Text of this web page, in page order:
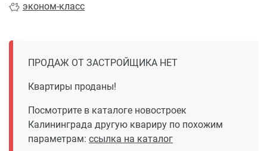
эконом-класс
ПРОДАЖ ОТ ЗАСТРОЙЩИКА НЕТ
Квартиры проданы!
Посмотрите в каталоге новостроек
Калининграда другую квариру по похожим
параметрам: ссылка на каталог